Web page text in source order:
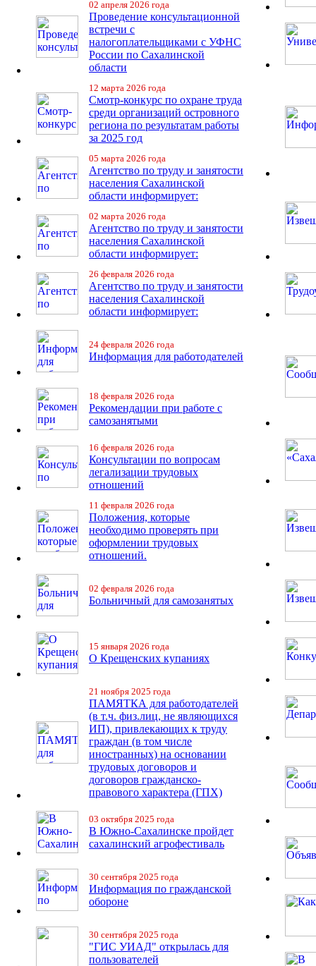
02 апреля 2026 года
Проведение консультационной
встречи с
налогоплательщиками с УФНС
России по Сахалинской
области
12 марта 2026 года
Смотр-конкурс по охране труда
среди организаций островного
региона по результатам работы
за 2025 год
05 марта 2026 года
Агентство по труду и занятости
населения Сахалинской
области информирует:
02 марта 2026 года
Агентство по труду и занятости
населения Сахалинской
области информирует:
26 февраля 2026 года
Агентство по труду и занятости
населения Сахалинской
области информирует:
24 февраля 2026 года
Информация для работодателей
18 февраля 2026 года
Рекомендации при работе с
самозанятыми
16 февраля 2026 года
Консультации по вопросам
легализации трудовых
отношений
11 февраля 2026 года
Положения, которые
необходимо проверять при
оформлении трудовых
отношений.
02 февраля 2026 года
Больничный для самозанятых
15 января 2026 года
О Крещенских купаниях
21 ноября 2025 года
ПАМЯТКА для работодателей
(в т.ч. физ.лиц, не являющихся
ИП), привлекающих к труду
граждан (в том числе
иностранных) на основании
трудовых договоров и
договоров гражданско-
правового характера (ГПХ)
03 октября 2025 года
В Южно-Сахалинске пройдет
сахалинский агрофестиваль
30 сентября 2025 года
Информация по гражданской
обороне
30 сентября 2025 года
"ГИС УИАД" открылась для
пользователей